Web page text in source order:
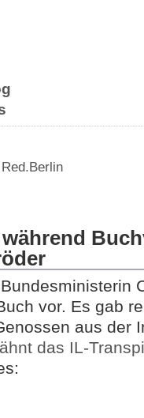
vor. Es gab
aus der
das IL-Transpi